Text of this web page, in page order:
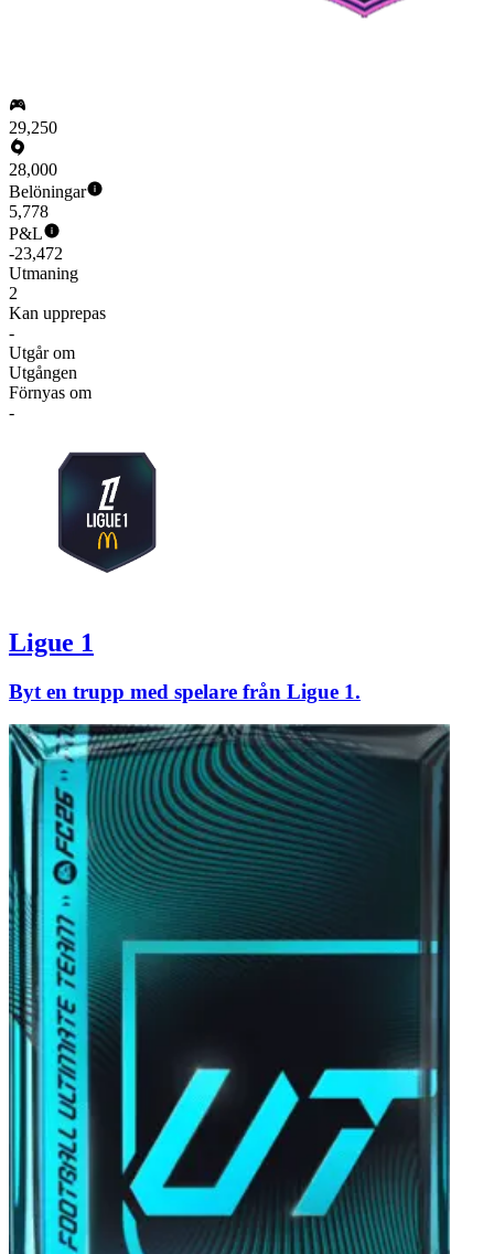
29,250
28,000
Belöningar
5,778
P&L
-23,472
Utmaning
2
Kan upprepas
-
Utgår om
Utgången
Förnyas om
-
Ligue 1
Byt en trupp med spelare från Ligue 1.